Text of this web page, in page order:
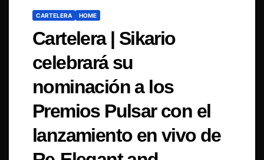
CARTELERA HOME
Cartelera | Sikario
celebrará su
nominación a los
Premios Pulsar con el
lanzamiento en vivo de